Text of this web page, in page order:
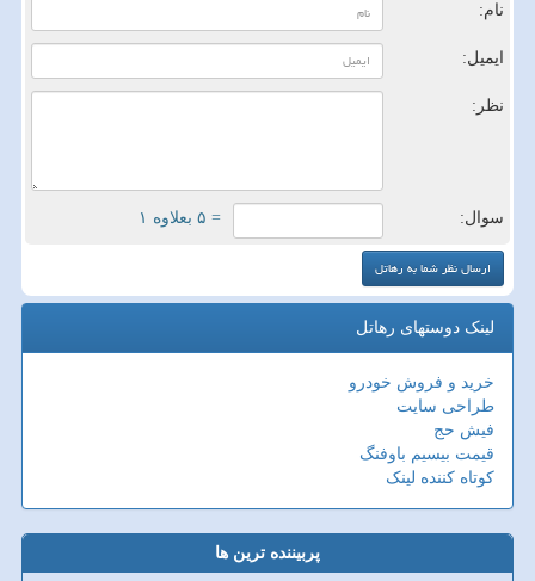
نام:
ایمیل:
نظر:
سوال: = ۵ بعلاوه ۱
لینک دوستهای رهاتل
خرید و فروش خودرو
طراحی سایت
فیش حج
قیمت بیسیم باوفنگ
کوتاه کننده لینک
پربیننده ترین ها